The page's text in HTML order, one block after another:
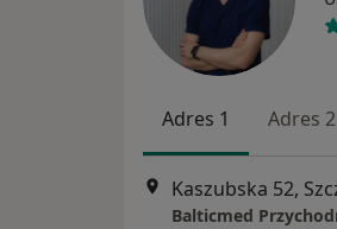
Adres 1 Adres 2
Kaszubska 52,
Balticmed